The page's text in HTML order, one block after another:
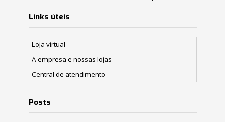
Links úteis
Loja virtual
A empresa e nossas lojas
Central de atendimento
Posts